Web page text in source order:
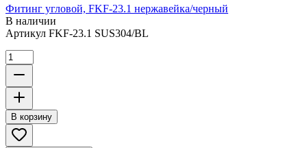
Фитинг угловой, FKF-23.1 нержавейка/черный
В наличии
Артикул FKF-23.1 SUS304/BL
В корзину